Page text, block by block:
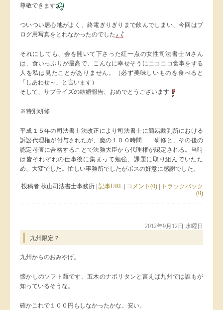
尊敬できます
ついつい居心地がよく、終電ぎりぎりまで飲んでしまい、今回はブ
ログ用写真をとれなかったのでした
それにしても、会を開いて下さった紅一点の女性司法書士Ｍさん
は、食いっぷりが最高で、こんなに幸せそうにニコニコ食事をする
人を私は見たことがありません。（必ず美味しいものを食べると
「しあわせ～」と言います）
そして、サプライズの結婚報告、おめでとうございます
※特別研修
平成１５年の司法書士法改正により司法書士に簡易裁判所における
訴訟代理権が付与されたが、魔の１００時間 研修と、その後の
認定考査に合格することで法務大臣から代理権が認定される。当時
は皆それぞれの仕事後に集まって勉強、課題に取り組んでいたた
め、大変でした。忙しい事務所でしたがボスの好意に感謝でした。
投稿者 秋山司法書士事務所 | 記事URL コメント(0)
トラックバック
(0)
2012年9月12日 水曜日
九州限定？
九州からのおみやげ。
懐かしのソフト麺です。五木のナポリタンと言えば九州では誰もが
知っているそうな。
確かこれで１００円もしなかったかな。安い。